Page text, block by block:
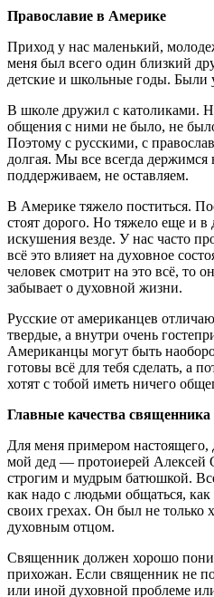
Православие в Америке
Приход у нас маленький,
меня был всего один близкий
детские и школьные годы. Были
В школе дружил с католиками.
общения с ними не было, не
Поэтому с русскими, с
долгая. Мы все всегда держимся
поддерживаем, не оставляем.
В Америке тяжело поститься.
стоят дорого. Но тяжело еще и
искушения везде. У нас часто
всё это влияет на духовное
человек смотрит на это всё, то
забывает о духовной жизни.
Русские от американцев
твердые, а внутри очень
Американцы могут быть
готовы всё для тебя сделать, а
хотят с тобой иметь ничего
Главные качества священника
Для меня примером настоящего,
мой дед — протоиерей Алексей
строгим и мудрым батюшкой.
как надо с людьми общаться, как
своих грехах. Он был не
духовным отцом.
Священник должен хорошо
прихожан. Если священник не
или иной духовной проблеме